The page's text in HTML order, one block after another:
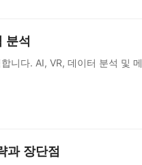
분석
니다. AI, VR, 데이터 분석 및 메
과 장단점